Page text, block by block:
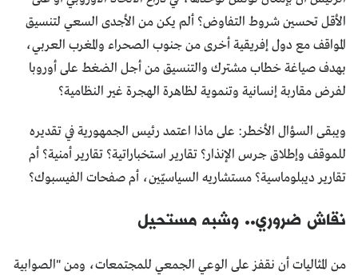
الأقل تحسين شروط التفاوض؟ ألم يكن من الأجدى السعي لتنسيق
المواقف مع دول إفريقية أخرى من جنوب الصحراء والمغرب العربي،
بهدف صياغة خطاب مشترك والتنسيق من أجل الضغط على أوروبا
لفرض مقاربة إنسانية وتنموية لظاهرة الهجرة غير النظامية؟
ويبقى السؤال الأخطر: على ماذا اعتمد رئيس الجمهورية في تقديره
للموقف وإطلاق جرس الإنذار؟ تقارير استخباراتية؟ تقارير أمنية؟ أم
تقارير ديبلوماسية؟ مستشاريه السياسيّين، أم صفحات الفيسبوك؟
نقاش ضروري.. وشبه مستحيل
من المثاليات أن نقفز على الوعي الجمعي للمجتمعات، ومن "الصوابية